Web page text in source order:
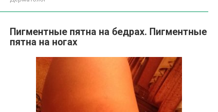
Пигментные пятна на бедрах. Пигментные
пятна на ногах